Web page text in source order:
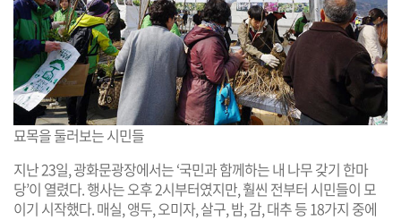
묘목을 둘러보는 시민들
지난 23일, 광화문광장에서는 ‘국민과 함께하는 내 나무 갖기 한마
당’이 열렸다. 행사는 오후 2시부터였지만, 훨씬 전부터 시민들이 모
이기 시작했다. 매실, 앵두, 오미자, 살구, 밤, 감, 대추 등 18가지 중에